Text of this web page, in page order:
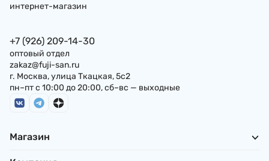
интернет-магазин
+7 (926) 209-14-30
оптовый отдел
zakaz@fuji-san.ru
г. Москва, улица Ткацкая, 5с2
пн–пт с 10:00 до 20:00, сб–вс — выходные
Магазин